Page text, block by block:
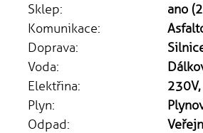
Sklep:
ano
Komunikace:
Doprava:
Voda:
Elektřina:
Plyn:
Odpad: